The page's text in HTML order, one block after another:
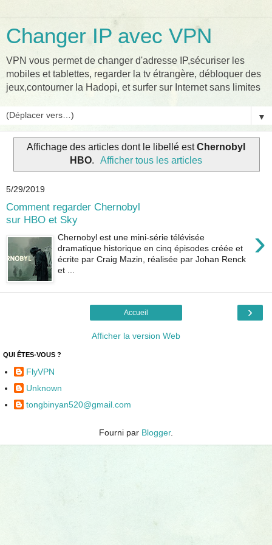
Changer IP avec VPN
VPN vous permet de changer d'adresse IP,sécuriser les
mobiles et tablettes, regarder la tv étrangère, débloquer des
jeux,contourner la Hadopi, et surfer sur Internet sans limites
▼
Affichage des articles dont le libellé estChernobyl
HBO. Afficher tous les articles
5/29/2019
Comment regarder Chernobyl
sur HBO et Sky
›
Chernobyl est une mini-série télévisée
dramatique historique en cinq épisodes créée et
écrite par Craig Mazin, réalisée par Johan Renck
et ...
›
Accueil
Afficher la version Web
QUI ÊTES-VOUS ?
FlyVPN
Unknown
tongbinyan520@gmail.com
Fourni par Blogger.